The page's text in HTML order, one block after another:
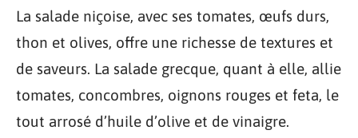
La salade niçoise, avec ses tomates, œufs durs,
thon et olives, offre une richesse de textures et
de saveurs. La salade grecque, quant à elle, allie
tomates, concombres, oignons rouges et feta, le
tout arrosé d’huile d’olive et de vinaigre.